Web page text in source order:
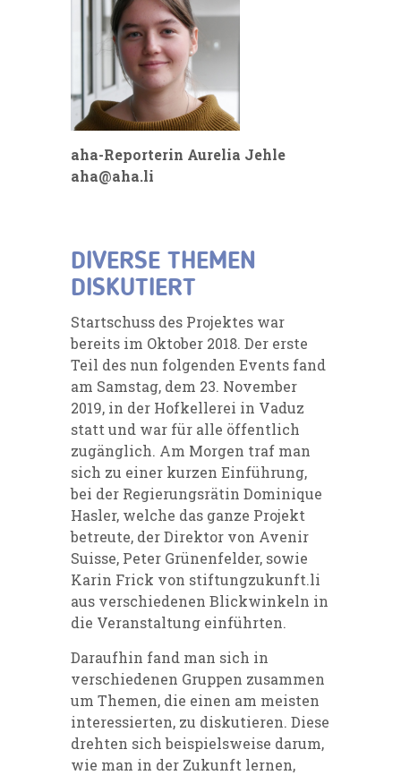
aha-Reporterin Aurelia Jehle
aha@aha.li
DIVERSE THEMEN
DISKUTIERT
Startschuss des Projektes war
bereits im Oktober 2018. Der erste
Teil des nun folgenden Events fand
am Samstag, dem 23. November
2019, in der Hofkellerei in Vaduz
statt und war für alle öffentlich
zugänglich. Am Morgen traf man
sich zu einer kurzen Einführung,
bei der Regierungsrätin Dominique
Hasler, welche das ganze Projekt
betreute, der Direktor von Avenir
Suisse, Peter Grünenfelder, sowie
Karin Frick von stiftungzukunft.li
aus verschiedenen Blickwinkeln in
die Veranstaltung einführten.
Daraufhin fand man sich in
verschiedenen Gruppen zusammen
um Themen, die einen am meisten
interessierten, zu diskutieren. Diese
drehten sich beispielsweise darum,
wie man in der Zukunft lernen,